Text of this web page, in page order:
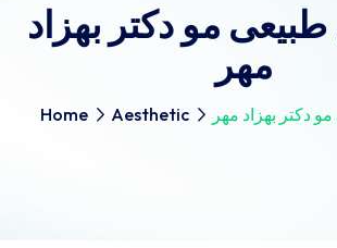
مو دکتر بهزاد
مهر
Home Aesthetic دکتر بهزاد مهر